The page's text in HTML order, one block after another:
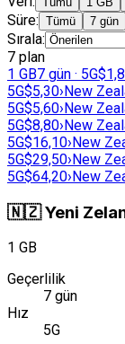
Süre: Tümü 7 gün
Sırala:
7 plan
1 GB7 gün · 5G
5G$5,30›New
5G$5,60›New
5G$8,80›New
5G$16,10›New
5G$29,50›New
5G$64,20›New
🇳🇿Yeni
1 GB
Geçerlilik
7 gün
Hız
5G